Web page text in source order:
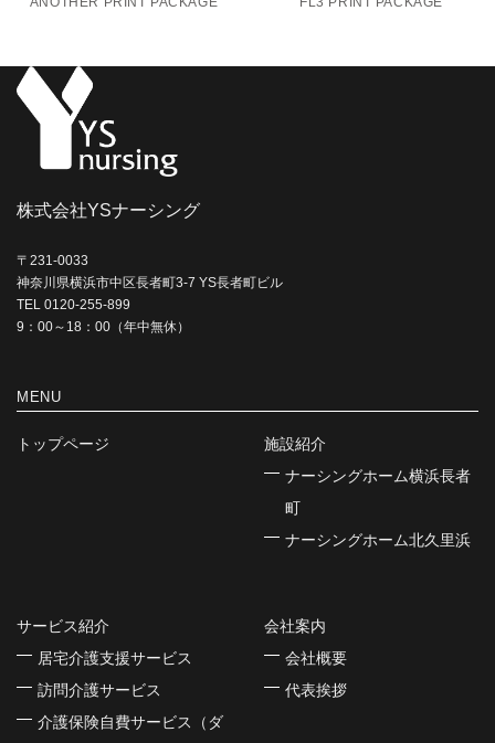
株式会社YSナーシング
〒231-0033
神奈川県横浜市中区長者町3-7 YS長者町ビル
TEL 0120-255-899
9：00～18：00（年中無休）
MENU
トップページ
施設紹介
ナーシングホーム横浜長者
町
ナーシングホーム北久里浜
サービス紹介
居宅介護支援サービス
訪問介護サービス
介護保険自費サービス（ダ
会社案内
会社概要
代表挨拶